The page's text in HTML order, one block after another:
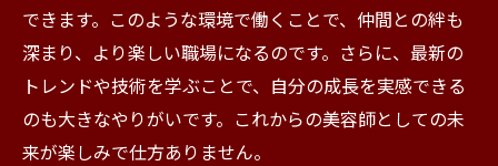
できます。このような環境で働くことで、仲間との絆も
深まり、より楽しい職場になるのです。さらに、最新の
トレンドや技術を学ぶことで、自分の成長を実感できる
のも大きなやりがいです。これからの美容師としての未
来が楽しみで仕方ありません。